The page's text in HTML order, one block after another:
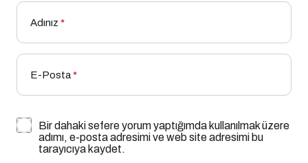
Adınız *
E-Posta*
Bir dahaki sefere yorum yaptığımda kullanılmak üzere
adımı, e-posta adresimi ve web site adresimi bu
tarayıcıya kaydet.